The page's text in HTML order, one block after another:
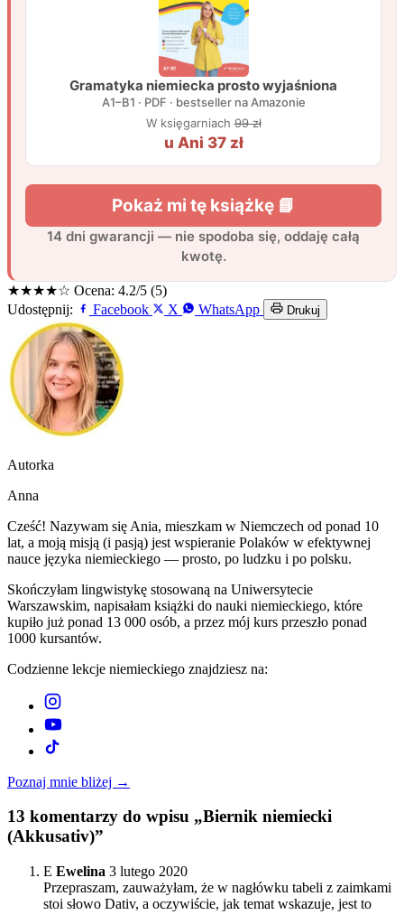
★★★★☆ Ocena: 4.2/5 (5)
Udostępnij:
Facebook X WhatsApp Drukuj
Autorka
Anna
Cześć! Nazywam się Ania, mieszkam w Niemczech od ponad 10
lat, a moją misją (i pasją) jest wspieranie Polaków w efektywnej
nauce języka niemieckiego — prosto, po ludzku i po polsku.
Skończyłam lingwistykę stosowaną na Uniwersytecie
Warszawskim, napisałam książki do nauki niemieckiego, które
kupiło już ponad 13 000 osób, a przez mój kurs przeszło ponad
1000 kursantów.
Codzienne lekcje niemieckiego znajdziesz na:
Poznaj mnie bliżej →
13 komentarzy do wpisu „Biernik niemiecki
(Akkusativ)”
E Ewelina 3 lutego 2020
Przepraszam, zauważyłam, że w nagłówku tabeli z zaimkami
stoi słowo Dativ, a oczywiście, jak temat wskazuje, jest to